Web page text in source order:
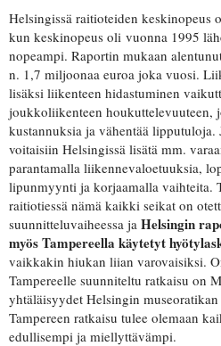
Helsingissä raitioteiden keskinopeus
kun keskinopeus oli vuonna 1995
nopeampi. Raportin mukaan
n. 1,7 miljoonaa euroa joka vuosi.
lisäksi liikenteen hidastuminen
joukkoliikenteen houkuttelevuuteen,
kustannuksia ja vähentää
voitaisiin Helsingissä lisätä mm.
parantamalla liikennevaloetuuksia,
lipunmyynti ja korjaamalla vaihteita.
raitiotiessä nämä kaikki seikat on
suunnitteluvaiheessa ja Helsingin
myös Tampereella käytetyt
vaikkakin hiukan liian varovaisiksi.
Tampereelle suunniteltu ratkaisu on
yhtäläisyydet Helsingin museoratikan
Tampereen ratkaisu tulee olemaan
edullisempi ja miellyttävämpi.